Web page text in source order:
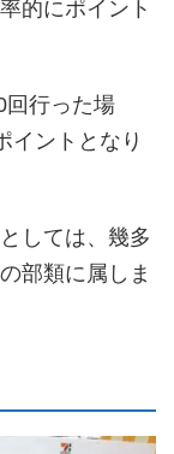
的にポイント
回行った場
イントとなり
としては、幾多
部類に属しま